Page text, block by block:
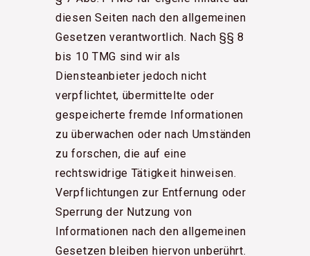
diesen Seiten nach den allgemeinen
Gesetzen verantwortlich. Nach §§ 8
bis 10 TMG sind wir als
Diensteanbieter jedoch nicht
verpflichtet, übermittelte oder
gespeicherte fremde Informationen
zu überwachen oder nach Umständen
zu forschen, die auf eine
rechtswidrige Tätigkeit hinweisen.
Verpflichtungen zur Entfernung oder
Sperrung der Nutzung von
Informationen nach den allgemeinen
Gesetzen bleiben hiervon unberührt.